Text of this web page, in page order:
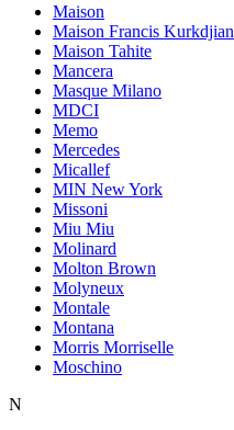
Maison
Maison Francis Kurkdjian
Maison Tahite
Mancera
Masque Milano
MDCI
Memo
Mercedes
Micallef
MIN New York
Missoni
Miu Miu
Molinard
Molton Brown
Molyneux
Montale
Montana
Morris Morriselle
Moschino
N